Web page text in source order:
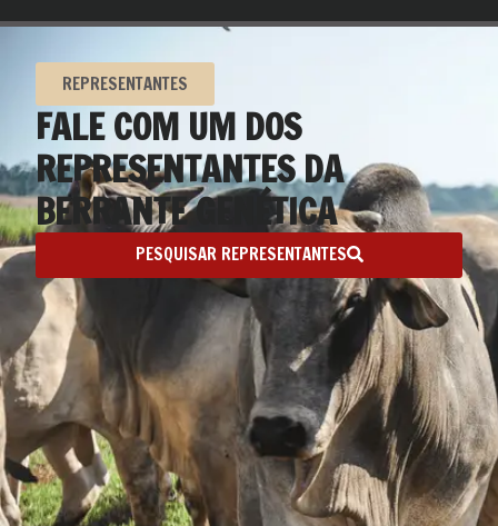
REPRESENTANTES
FALE COM UM DOS
REPRESENTANTES DA
BERRANTE GENÉTICA
PESQUISAR REPRESENTANTES